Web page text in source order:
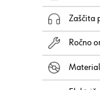
Zaščita
Ročno